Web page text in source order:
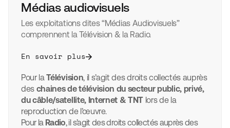
Médias audiovisuels
Les exploitations dites “Médias Audiovisuels”
comprennent la Télévision & la Radio.
En savoir plus
Pour laTélévision, il s’agit des droits collectés auprès
des chaines de télévision du secteur public, privé,
du câble/satellite, Internet & TNT lors de la
reproduction de l’œuvre.
Pour la Radio, il s’agit des droits collectés auprès des